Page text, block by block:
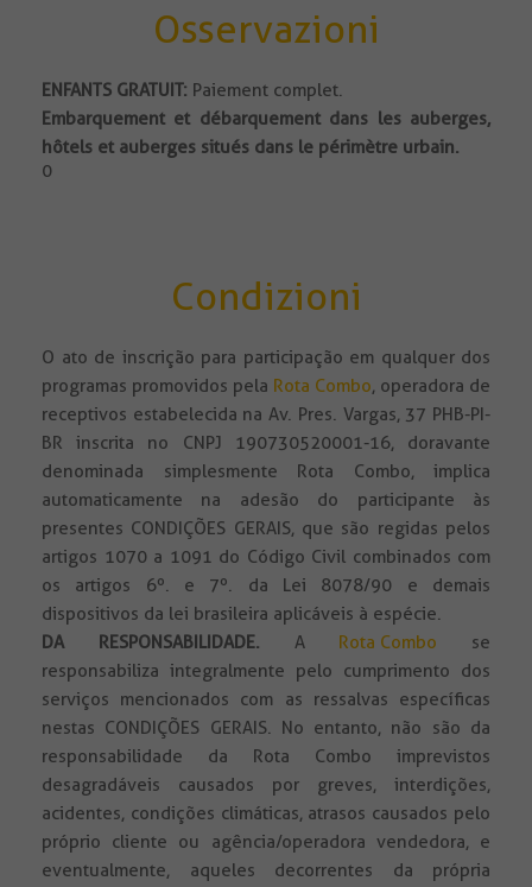
Osservazioni
ENFANTS GRATUIT: Paiement complet.
Embarquement et débarquement dans les auberges,
hôtels et auberges situés dans le périmètre urbain.
0
Condizioni
O ato de inscrição para participação em qualquer dos
programas promovidos pela Rota Combo, operadora de
receptivos estabelecida na Av. Pres. Vargas, 37 PHB-PI-
BR inscrita no CNPJ 190730520001-16, doravante
denominada simplesmente Rota Combo, implica
automaticamente na adesão do participante às
presentes CONDIÇÕES GERAIS, que são regidas pelos
artigos 1070 a 1091 do Código Civil combinados com
os artigos 6º. e 7º. da Lei 8078/90 e demais
dispositivos da lei brasileira aplicáveis à espécie.
DA RESPONSABILIDADE. A Rota Combo se
responsabiliza integralmente pelo cumprimento dos
serviços mencionados com as ressalvas específicas
nestas CONDIÇÕES GERAIS. No entanto, não são da
responsabilidade da Rota Combo imprevistos
desagradáveis causados por greves, interdições,
acidentes, condições climáticas, atrasos causados pelo
próprio cliente ou agência/operadora vendedora, e
eventualmente, aqueles decorrentes da própria